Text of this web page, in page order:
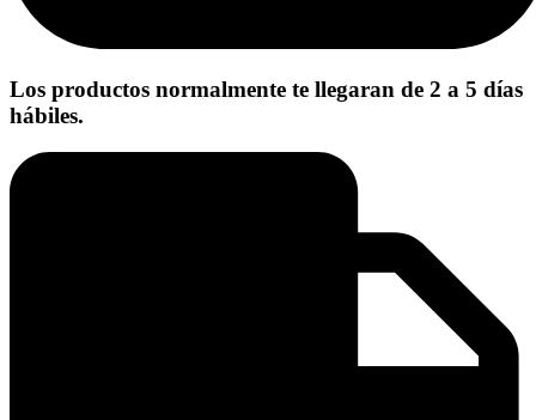
Los productos normalmente te llegaran de 2 a 5 días
hábiles.